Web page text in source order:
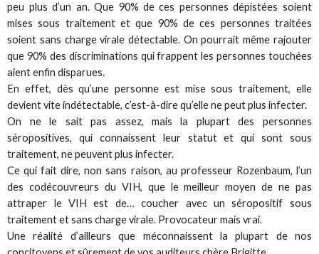
peu plus d’un an. Que 90% de ces personnes dépistées soient
mises sous traitement et que 90% de ces personnes traitées
soient sans charge virale détectable. On pourrait même rajouter
que 90% des discriminations qui frappent les personnes touchées
aient enfin disparues.
En effet, dès qu’une personne est mise sous traitement, elle
devient vite indétectable, c’est-à-dire qu’elle ne peut plus infecter.
On ne le sait pas assez, mais la plupart des personnes
séropositives, qui connaissent leur statut et qui sont sous
traitement, ne peuvent plus infecter.
Ce qui fait dire, non sans raison, au professeur Rozenbaum, l’un
des codécouvreurs du VIH, que le meilleur moyen de ne pas
attraper le VIH est de… coucher avec un séropositif sous
traitement et sans charge virale. Provocateur mais vrai.
Une réalité d’ailleurs que méconnaissent la plupart de nos